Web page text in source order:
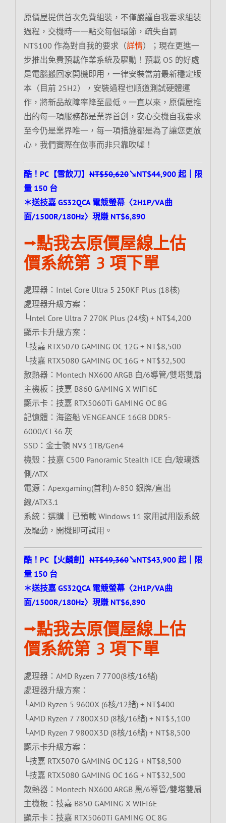
原價屋提供首次免費組裝，不僅嚴謹自我要求組裝
過程，交機時一一點交每個環節，疏失自罰
NT$100 作為對自我的要求（詳情）；現在更進一
步推出免費預載作業系統及驅動！預載 OS 的好處
是電腦搬回家開機即用，一律安裝當前最新穩定版
本（目前 25H2），安裝過程也順道測試硬體運
作，將新品故障率降至最低。一直以來，原價屋推
出的每一項服務都是業界首創，安心交機自我要求
至今仍是業界唯一，每一項措施都是為了讓您更放
心，我們實際在做事而非只靠吹噓！
酷！PC【雪飲刀】NT$50,620↘NT$44,900 起｜限
量 150 台
＊送技嘉 GS32QCA 電競螢幕〈2H1P/VA曲
面/1500R/180Hz〉現賺 NT$6,890
⭢點我去原價屋線上估
價系統第 3 項下單
處理器：Intel Core Ultra 5 250KF Plus (18核)
處理器升級方案：
└Intel Core Ultra 7 270K Plus (24核) + NT$4,200
顯示卡升級方案：
└技嘉 RTX5070 GAMING OC 12G + NT$8,500
└技嘉 RTX5080 GAMING OC 16G + NT$32,500
散熱器：Montech NX600 ARGB 白/6導管/雙塔雙扇
主機板：技嘉 B860 GAMING X WIFI6E
顯示卡：技嘉 RTX5060Ti GAMING OC 8G
記憶體：海盜船 VENGEANCE 16GB DDR5-
6000/CL36 灰
SSD：金士頓 NV3 1TB/Gen4
機殼：技嘉 C500 Panoramic Stealth ICE 白/玻璃透
側/ATX
電源：Apexgaming(首利) A-850 銀牌/直出
線/ATX3.1
系統：選購｜已預載 Windows 11 家用試用版系統
及驅動，開機即可試用。
酷！PC【火麟劍】NT$49,360↘NT$43,900 起｜限
量 150 台
＊送技嘉 GS32QCA 電競螢幕〈2H1P/VA曲
面/1500R/180Hz〉現賺 NT$6,890
⭢點我去原價屋線上估
價系統第 3 項下單
處理器：AMD Ryzen 7 7700(8核/16緒)
處理器升級方案：
└AMD Ryzen 5 9600X (6核/12緒) + NT$400
└AMD Ryzen 7 7800X3D (8核/16緒) + NT$3,100
└AMD Ryzen 7 9800X3D (8核/16緒) + NT$8,500
顯示卡升級方案：
└技嘉 RTX5070 GAMING OC 12G + NT$8,500
└技嘉 RTX5080 GAMING OC 16G + NT$32,500
散熱器：Montech NX600 ARGB 黑/6導管/雙塔雙扇
主機板：技嘉 B850 GAMING X WIFI6E
顯示卡：技嘉 RTX5060Ti GAMING OC 8G